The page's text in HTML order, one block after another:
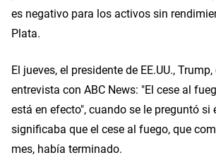
es negativo para los activos sin
Plata.
El jueves, el presidente de EE.UU.,
entrevista con ABC News: "El cese al
está en efecto", cuando se le preguntó si
significaba que el cese al fuego, que
mes, había terminado.